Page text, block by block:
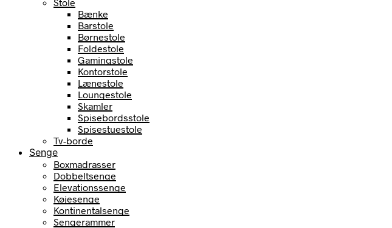
Bænke
Barstole
Børnestole
Foldestole
Gamingstole
Kontorstole
Lænestole
Loungestole
Skamler
Spisebordsstole
Spisestuestole
Tv-borde
Senge
Boxmadrasser
Dobbeltsenge
Elevationssenge
Køjesenge
Kontinentalsenge
Sengerammer